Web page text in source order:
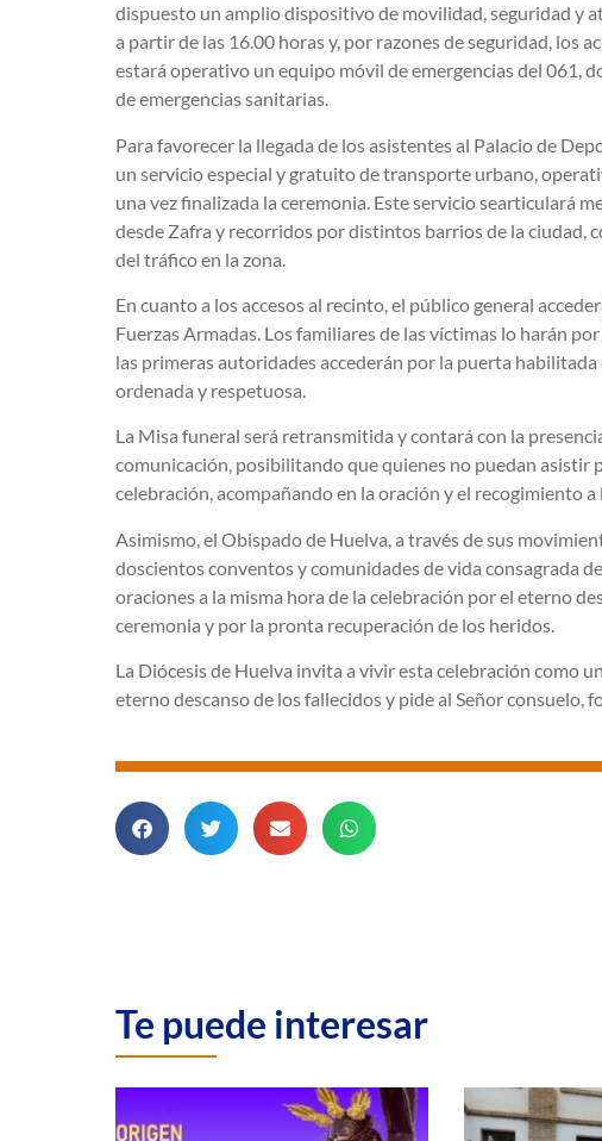
dispuesto un amplio dispositivo de movilidad, seguridad y
a partir de las 16.00 horas y, por razones de seguridad, los
estará operativo un equipo móvil de emergencias del 061,
de emergencias sanitarias.
Para favorecer la llegada de los asistentes al Palacio de
un servicio especial y gratuito de transporte urbano,
una vez finalizada la ceremonia. Este servicio searticulará
desde Zafra y recorridos por distintos barrios de la ciudad,
del tráfico en la zona.
En cuanto a los accesos al recinto, el público general
Fuerzas Armadas. Los familiares de las víctimas lo harán
las primeras autoridades accederán por la puerta
ordenada y respetuosa.
La Misa funeral será retransmitida y contará con la
comunicación, posibilitando que quienes no puedan
celebración, acompañando en la oración y el recogimiento a
Asimismo, el Obispado de Huelva, a través de sus
doscientos conventos y comunidades de vida consagrada
oraciones a la misma hora de la celebración por el eterno
ceremonia y por la pronta recuperación de los heridos.
La Diócesis de Huelva invita a vivir esta celebración como
eterno descanso de los fallecidos y pide al Señor consuelo,
Te puede interesar